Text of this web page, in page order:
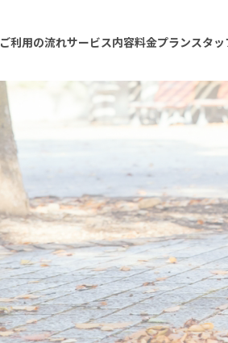
ご利用の流れサービス内容料金プランスタ